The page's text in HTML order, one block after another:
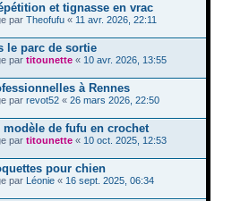
et tignasse en vrac
par Theofufu« 11 avr. 2026, 22:11
le parc de sortie
par titounette« 10 avr. 2026, 13:55
à Rennes
par revot52« 26 mars 2026, 22:50
modèle de fufu en crochet
par titounette« 10 oct. 2025, 12:53
pour chien
par Léonie« 16 sept. 2025, 06:34